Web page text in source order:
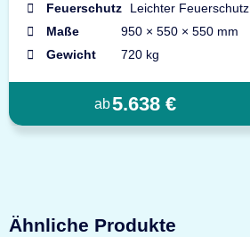
Feuerschutz
Leichter Feuerschutz
Maße
950 × 550 × 550 mm
Gewicht
720 kg
ab5.638 €
Ähnliche Produkte